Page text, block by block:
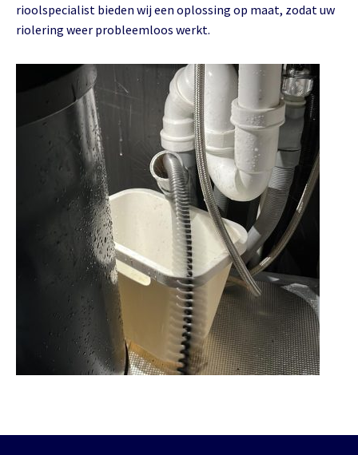
rioolspecialist bieden wij een oplossing op maat, zodat uw
riolering weer probleemloos werkt.